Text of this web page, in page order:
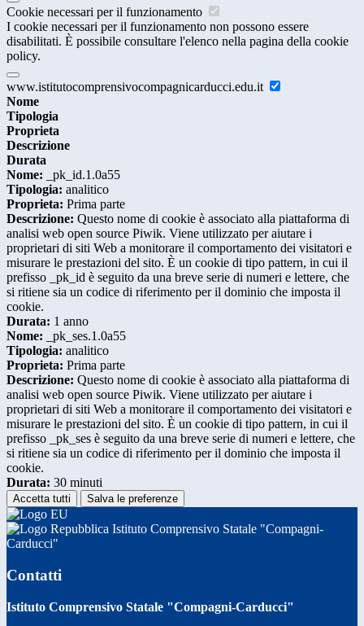
Cookie necessari per il funzionamento
I cookie necessari per il funzionamento non possono essere
disabilitati. È possibile consultare l'elenco nella pagina della cookie
policy.
www.istitutocomprensivocompagnicarducci.edu.it
Nome
Tipologia
Proprieta
Descrizione
Durata
Nome: _pk_id.1.0a55
Tipologia: analitico
Proprieta: Prima parte
Descrizione: Questo nome di cookie è associato alla piattaforma di
analisi web open source Piwik. Viene utilizzato per aiutare i
proprietari di siti Web a monitorare il comportamento dei visitatori e
misurare le prestazioni del sito. È un cookie di tipo pattern, in cui il
prefisso _pk_id è seguito da una breve serie di numeri e lettere, che
si ritiene sia un codice di riferimento per il dominio che imposta il
cookie.
Durata: 1 anno
Nome: _pk_ses.1.0a55
Tipologia: analitico
Proprieta: Prima parte
Descrizione: Questo nome di cookie è associato alla piattaforma di
analisi web open source Piwik. Viene utilizzato per aiutare i
proprietari di siti Web a monitorare il comportamento dei visitatori e
misurare le prestazioni del sito. È un cookie di tipo pattern, in cui il
prefisso _pk_ses è seguito da una breve serie di numeri e lettere, che
si ritiene sia un codice di riferimento per il dominio che imposta il
cookie.
Durata: 30 minuti
Accetta tutti Salva le preferenze
Istituto Comprensivo Statale "Compagni-
Carducci"
Contatti
Istituto Comprensivo Statale "Compagni-Carducci"